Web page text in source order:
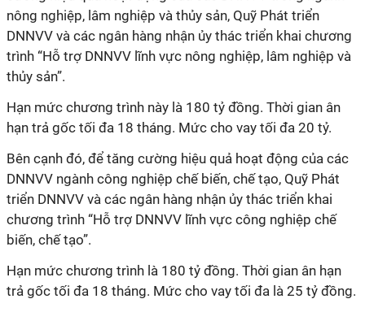
nông nghiệp, lâm nghiệp và thủy sản, Quỹ Phát triển
DNNVV và các ngân hàng nhận ủy thác triển khai chương
trình “Hỗ trợ DNNVV lĩnh vực nông nghiệp, lâm nghiệp và
thủy sản”.
Hạn mức chương trình này là 180 tỷ đồng. Thời gian ân
hạn trả gốc tối đa 18 tháng. Mức cho vay tối đa 20 tỷ.
Bên cạnh đó, để tăng cường hiệu quả hoạt động của các
DNNVV ngành công nghiệp chế biến, chế tạo, Quỹ Phát
triển DNNVV và các ngân hàng nhận ủy thác triển khai
chương trình “Hỗ trợ DNNVV lĩnh vực công nghiệp chế
biến, chế tạo”.
Hạn mức chương trình là 180 tỷ đồng. Thời gian ân hạn
trả gốc tối đa 18 tháng. Mức cho vay tối đa là 25 tỷ đồng.